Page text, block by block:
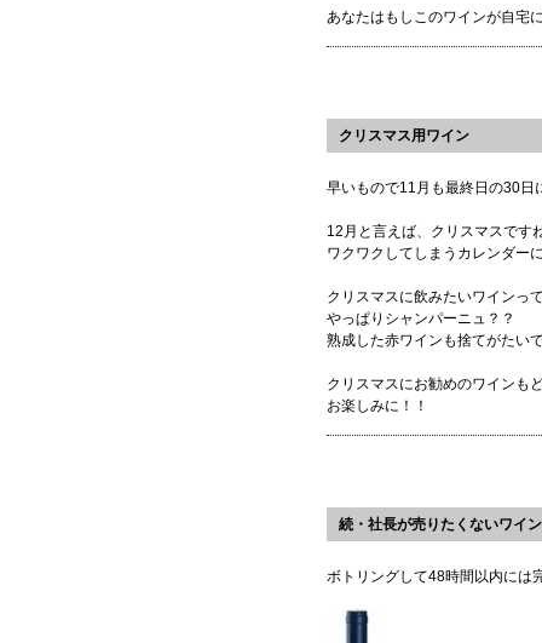
あなたはもしこのワインが自宅
クリスマス用ワイン
早いもので11月も最終日の30日
12月と言えば、クリスマスです
ワクワクしてしまうカレンダー
クリスマスに飲みたいワインっ
やっぱりシャンパーニュ？？
熟成した赤ワインも捨てがたい
クリスマスにお勧めのワインも
お楽しみに！！
続・社長が売りたくないワイ
ボトリングして48時間以内には